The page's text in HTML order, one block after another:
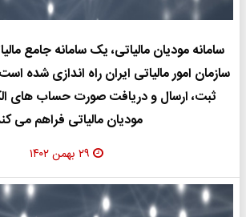
سامانه مودیان مالیاتی، یک سامانه جامع
سازمان امور مالیاتی ایران راه اندازی شده
ثبت، ارسال و دریافت صورت حساب های
مودیان مالیاتی فراهم می
۲۹ بهمن ۱۴۰۲